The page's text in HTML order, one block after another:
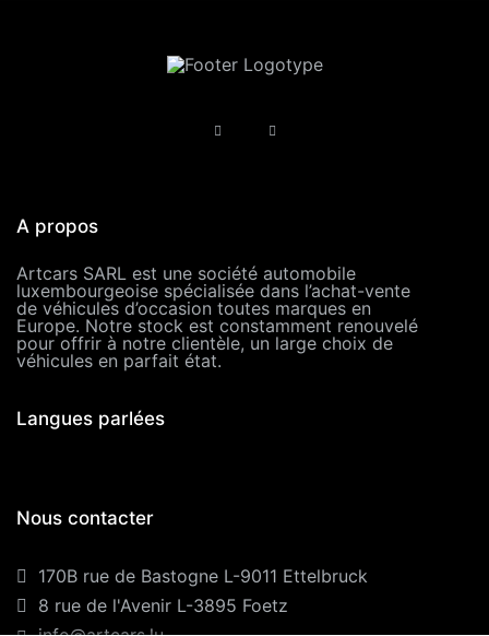
A propos
Artcars SARL est une société automobile
luxembourgeoise spécialisée dans l’achat-vente
de véhicules d’occasion toutes marques en
Europe. Notre stock est constamment renouvelé
pour offrir à notre clientèle, un large choix de
véhicules en parfait état.
Langues parlées
Nous contacter
170B rue de Bastogne L-9011 Ettelbruck
8 rue de l'Avenir L-3895 Foetz